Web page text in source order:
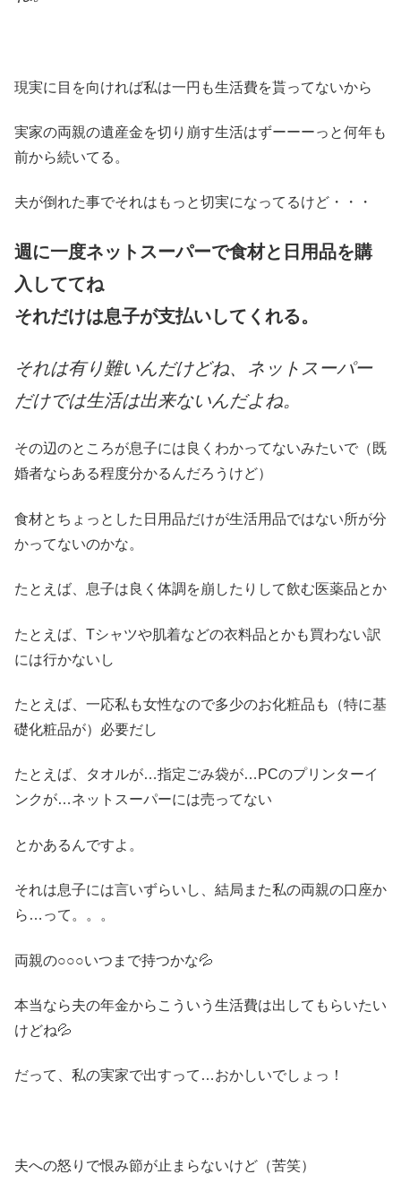
現実に目を向ければ私は一円も生活費を貰ってないから
実家の両親の遺産金を切り崩す生活はずーーーっと何年も
前から続いてる。
夫が倒れた事でそれはもっと切実になってるけど・・・
週に一度ネットスーパーで食材と日用品を購
入しててね
それだけは息子が支払いしてくれる。
それは有り難いんだけどね、ネットスーパー
だけでは生活は出来ないんだよね。
その辺のところが息子には良くわかってないみたいで（既
婚者ならある程度分かるんだろうけど）
食材とちょっとした日用品だけが生活用品ではない所が分
かってないのかな。
たとえば、息子は良く体調を崩したりして飲む医薬品とか
たとえば、Tシャツや肌着などの衣料品とかも買わない訳
には行かないし
たとえば、一応私も女性なので多少のお化粧品も（特に基
礎化粧品が）必要だし
たとえば、タオルが…指定ごみ袋が…PCのプリンターイ
ンクが…ネットスーパーには売ってない
とかあるんですよ。
それは息子には言いずらいし、結局また私の両親の口座か
ら…って。。。
両親の○○○いつまで持つかな💦
本当なら夫の年金からこういう生活費は出してもらいたい
けどね💦
だって、私の実家で出すって…おかしいでしょっ！
夫への怒りで恨み節が止まらないけど（苦笑）